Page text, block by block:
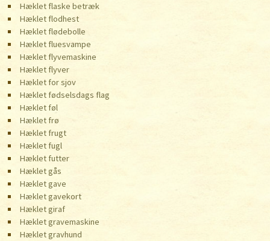
Hæklet flaske betræk
Hæklet flodhest
Hæklet flødebolle
Hæklet fluesvampe
Hæklet flyvemaskine
Hæklet flyver
Hæklet for sjov
Hæklet fødselsdags flag
Hæklet føl
Hæklet frø
Hæklet frugt
Hæklet fugl
Hæklet futter
Hæklet gås
Hæklet gave
Hæklet gavekort
Hæklet giraf
Hæklet gravemaskine
Hæklet gravhund